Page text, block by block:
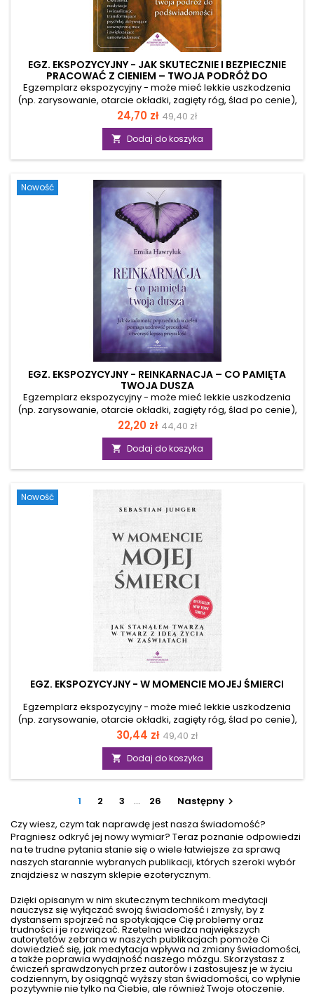
EGZ. EKSPOZYCYJNY - JAK SKUTECZNIE I BEZPIECZNIE
PRACOWAĆ Z CIENIEM – TWOJA PODRÓŻ DO
PODŚWIADOMOŚCI
Egzemplarz ekspozycyjny - może mieć lekkie uszkodzenia
(np. zarysowanie, otarcie okładki, zagięty róg, ślad po cenie),
ale merytorycznie jest pełnowartościowy. Uwolnij
zablokowaną energię i odzyskaj wewnętrzną harmonię Czy
czujesz czasem, że niewidzialna siła blokuje twój rozwój, a ty
wciąż powtarzasz te same, bolesne schematy w relacjach?
Te niewytłumaczalne lęki i destrukcyjne wzorce to głos twojej
wewnętrznym cieniem....
Cena
24,70 zł Cena
podstawowa
49,40 zł
 Dodaj do koszyka
Nowość
EGZ. EKSPOZYCYJNY - REINKARNACJA – CO PAMIĘTA
TWOJA DUSZA
Egzemplarz ekspozycyjny - może mieć lekkie uszkodzenia
(np. zarysowanie, otarcie okładki, zagięty róg, ślad po cenie),
ale merytorycznie jest pełnowartościowy. To inspirująca
lektura dla każdego, kto poszukuje głębszego zrozumienia
siebie i otaczającego świata. Znakomicie łączy ezoterykę,
duchową tradycję i współczesne badania, oferując zarówno
praktyczną wiedzę, jak i refleksję nad życiem po życiu.
pokazując, jak wpływa...
Cena
22,20 zł Cena
podstawowa
44,40 zł
 Dodaj do koszyka
Nowość
EGZ. EKSPOZYCYJNY - W MOMENCIE MOJEJ ŚMIERCI
Egzemplarz ekspozycyjny - może mieć lekkie uszkodzenia
(np. zarysowanie, otarcie okładki, zagięty róg, ślad po cenie),
ale merytorycznie jest pełnowartościowy. Zastanawiasz się,
co się dzieje po śmierci i czy istnieje życie po życiu? Ta
książka wychodzi naprzeciw twojej ciekawości, łącząc
doświadczenia bliskie granicy życia z reportażową
rzetelnością. Dzięki temu otrzymujesz okazję do wglądu w
kontakty z duchami, pracę mózgu w chwilach zagrożenia
oraz inspirację płynącą z...
Cena
30,44 zł Cena
podstawowa
49,40 zł
 Dodaj do koszyka
1 2 3 … 26 Następny
Czy wiesz, czym tak naprawdę jest nasza świadomość?
Pragniesz odkryć jej nowy wymiar? Teraz poznanie odpowiedzi
na te trudne pytania stanie się o wiele łatwiejsze za sprawą
naszych starannie wybranych publikacji, których szeroki wybór
znajdziesz w naszym sklepie ezoterycznym.
Dzięki opisanym w nim skutecznym technikom medytacji
nauczysz się wyłączać swoją świadomość i zmysły, by z
dystansem spojrzeć na spotykające Cię problemy oraz
trudności i je rozwiązać. Rzetelna wiedza największych
autorytetów zebrana w naszych publikacjach pomoże Ci
dowiedzieć się, jak medytacja wpływa na zmiany świadomości,
a także poprawia wydajność naszego mózgu. Skorzystasz z
ćwiczeń sprawdzonych przez autorów i zastosujesz je w życiu
codziennym, by osiągnąć wyższy stan świadomości, co wpłynie
pozytywnie nie tylko na Ciebie, ale również Twoje otoczenie.